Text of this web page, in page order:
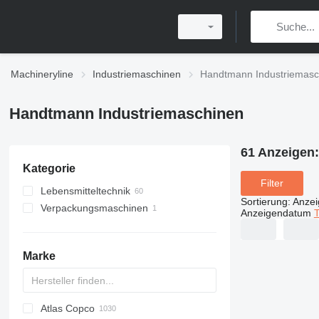
Machineryline Industriemaschinen Handtmann
Handtmann Industriemaschinen
Kategorie
Lebensmitteltechnik
Fleischverarbeitungsmaschinen
Fleischbearbeitungsmaschinen
Verpackungsmaschinen
Marke
PDS
APD
AB
Ensis
VZ
AG3
Atlas Copco
61 Anzeigen:
Filter
Sortierung:
Anzeigendatum